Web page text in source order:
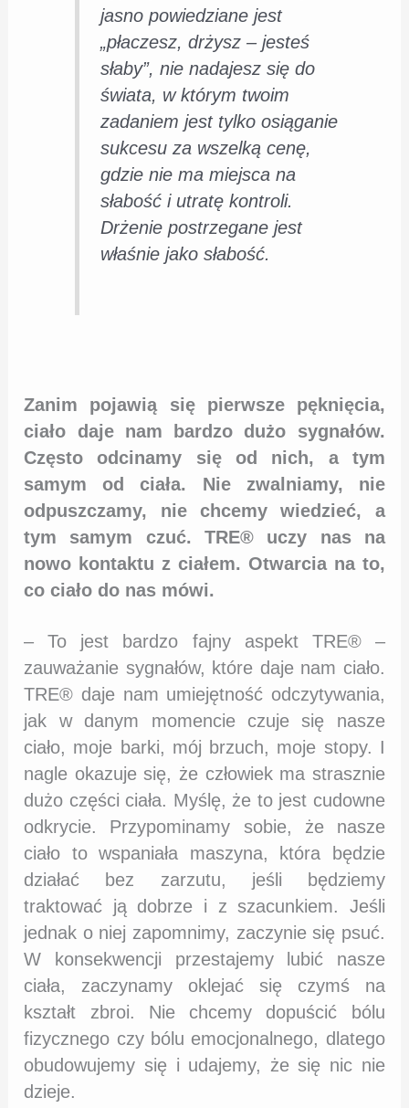
jasno powiedziane jest
„płaczesz, drżysz – jesteś
słaby”, nie nadajesz się do
świata, w którym twoim
zadaniem jest tylko osiąganie
sukcesu za wszelką cenę,
gdzie nie ma miejsca na
słabość i utratę kontroli.
Drżenie postrzegane jest
właśnie jako słabość.
Zanim pojawią się pierwsze pęknięcia,
ciało daje nam bardzo dużo sygnałów.
Często odcinamy się od nich, a tym
samym od ciała. Nie zwalniamy, nie
odpuszczamy, nie chcemy wiedzieć, a
tym samym czuć. TRE® uczy nas na
nowo kontaktu z ciałem. Otwarcia na to,
co ciało do nas mówi.
– To jest bardzo fajny aspekt TRE® –
zauważanie sygnałów, które daje nam ciało.
TRE® daje nam umiejętność odczytywania,
jak w danym momencie czuje się nasze
ciało, moje barki, mój brzuch, moje stopy. I
nagle okazuje się, że człowiek ma strasznie
dużo części ciała. Myślę, że to jest cudowne
odkrycie. Przypominamy sobie, że nasze
ciało to wspaniała maszyna, która będzie
działać bez zarzutu, jeśli będziemy
traktować ją dobrze i z szacunkiem. Jeśli
jednak o niej zapomnimy, zaczynie się psuć.
W konsekwencji przestajemy lubić nasze
ciała, zaczynamy oklejać się czymś na
kształt zbroi. Nie chcemy dopuścić bólu
fizycznego czy bólu emocjonalnego, dlatego
obudowujemy się i udajemy, że się nic nie
dzieje.